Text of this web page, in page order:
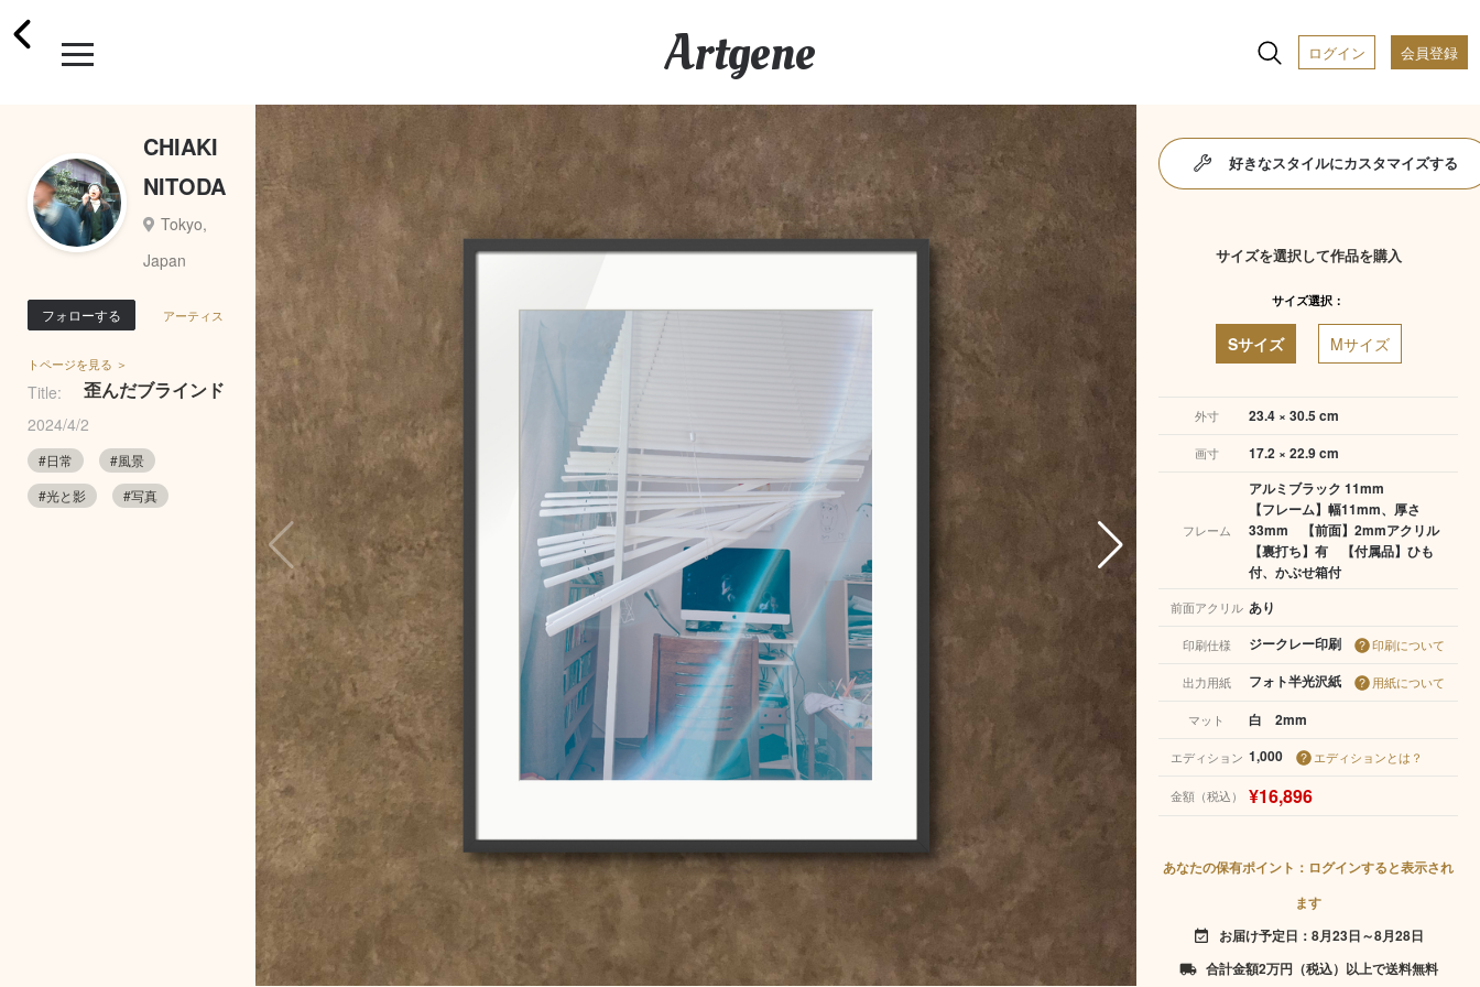
Artgene ログイン 会員登録
CHIAKI
NITODA
Tokyo,
Japan
フォローする アーティス
トページを見る ＞
Title: 歪んだブラインド
2024/4/2
#日常
#風景
#光と影
#写真
好きなスタイルにカスタマイズする
サイズを選択して作品を購入
サイズ選択：
Sサイズ Mサイズ
外寸 23.4 × 30.5 cm
画寸 17.2 × 22.9 cm
フレーム
アルミブラック 11mm
【フレーム】幅11mm、厚さ
33mm 【前面】2mmアクリル
【裏打ち】有 【付属品】ひも
付、かぶせ箱付
前面アクリル あり
印刷仕様 ジークレー印刷 印刷について
出力用紙 フォト半光沢紙 用紙について
マット 白 2mm
エディション 1,000 エディションとは？
金額（税込） ¥16,896
あなたの保有ポイント：ログインすると表示され
ます
event_available お届け予定日：8月23日～8月28日
local_shipping 合計金額2万円（税込）以上で送料無料